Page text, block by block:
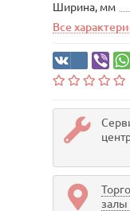
Ширина, мм
Все
залы